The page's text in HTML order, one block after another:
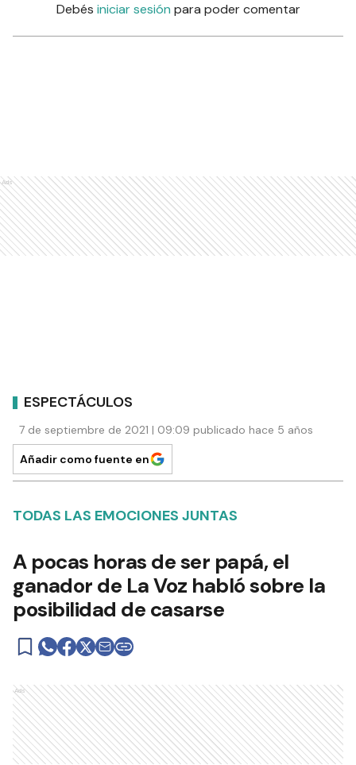
Debés iniciar sesión para poder comentar
Ads
ESPECTÁCULOS
7 de septiembre de 2021 | 09:09 publicado hace 5 años
Añadir como fuente en
TODAS LAS EMOCIONES JUNTAS
A pocas horas de ser papá, el
ganador de La Voz habló sobre la
posibilidad de casarse
Ads